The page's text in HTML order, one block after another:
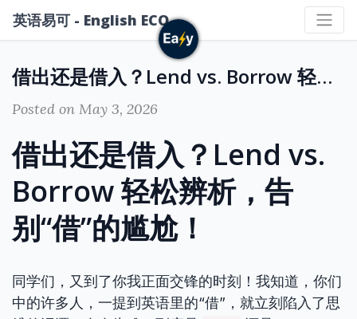
英语易可 - English ECO
借出还是借入？Lend vs. Borrow 轻松辨析，告别“借”的尴尬！
Posted on May 3, 2026
借出还是借入？Lend vs.
Borrow 轻松辨析，告
别“借”的尴尬！
同学们，又到了你我正面交锋的时刻！我知道，你们
中的许多人，一提到英语里的“借”，就立刻陷入了思